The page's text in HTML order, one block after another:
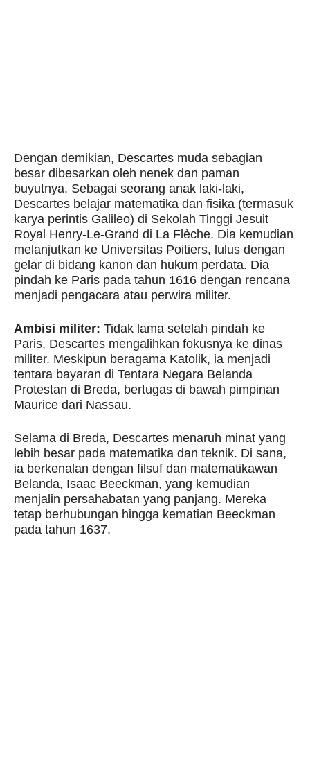
Dengan demikian, Descartes muda sebagian
besar dibesarkan oleh nenek dan paman
buyutnya. Sebagai seorang anak laki-laki,
Descartes belajar matematika dan fisika (termasuk
karya perintis Galileo) di Sekolah Tinggi Jesuit
Royal Henry-Le-Grand di La Flèche. Dia kemudian
melanjutkan ke Universitas Poitiers, lulus dengan
gelar di bidang kanon dan hukum perdata. Dia
pindah ke Paris pada tahun 1616 dengan rencana
menjadi pengacara atau perwira militer.
Ambisi militer: Tidak lama setelah pindah ke
Paris, Descartes mengalihkan fokusnya ke dinas
militer. Meskipun beragama Katolik, ia menjadi
tentara bayaran di Tentara Negara Belanda
Protestan di Breda, bertugas di bawah pimpinan
Maurice dari Nassau.
Selama di Breda, Descartes menaruh minat yang
lebih besar pada matematika dan teknik. Di sana,
ia berkenalan dengan filsuf dan matematikawan
Belanda, Isaac Beeckman, yang kemudian
menjalin persahabatan yang panjang. Mereka
tetap berhubungan hingga kematian Beeckman
pada tahun 1637.